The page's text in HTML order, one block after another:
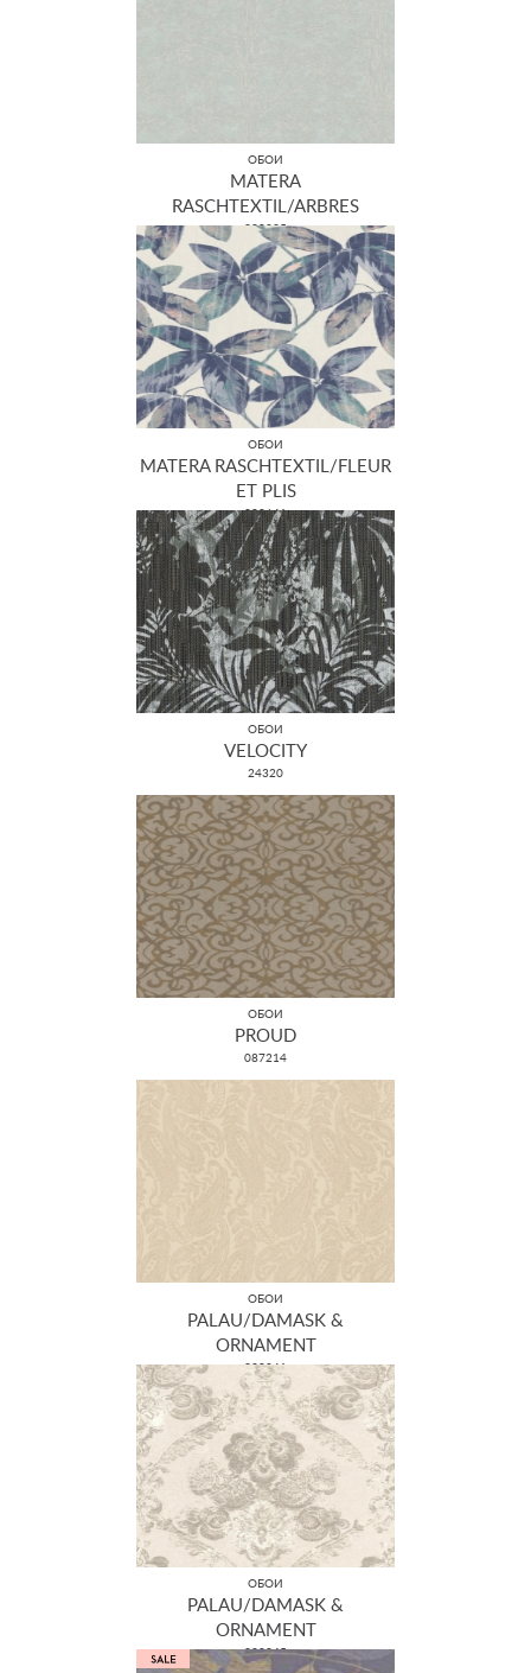
ОБОИ
MATERA
RASCHTEXTIL/ARBRES
298825
ОБОИ
MATERA RASCHTEXTIL/FLEUR
ET PLIS
298641
ОБОИ
VELOCITY
24320
ОБОИ
PROUD
087214
ОБОИ
PALAU/DAMASK &
ORNAMENT
229041
ОБОИ
PALAU/DAMASK &
ORNAMENT
228945